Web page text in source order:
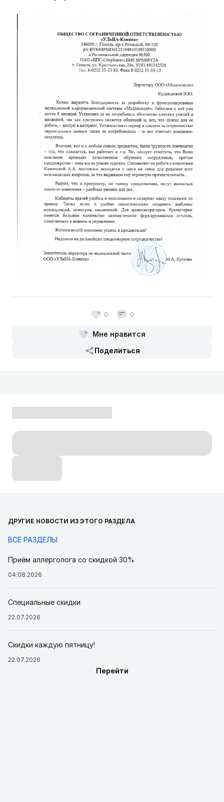
0 0
Мне нравится
Поделиться
ДРУГИЕ НОВОСТИ ИЗ ЭТОГО РАЗДЕЛА
ВСЕ РАЗДЕЛЫ
Приём аллерголога со скидкой 30%
04.08.2026
Специальные скидки
22.07.2026
Скидки каждую пятницу!
22.07.2026
Перейти